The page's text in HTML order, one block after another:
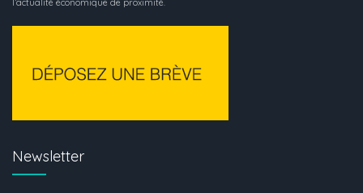
l’actualité économique de proximité.
Newsletter